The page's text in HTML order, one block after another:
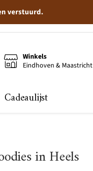
verstuurd.
Winkels
Eindhoven & Maastricht
Cadeaulijst
in Heels